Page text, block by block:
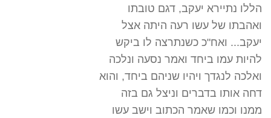
הללו נתיירא יעקב, דגם טובתו
ואהבתו של עשו רעה היתה אצל
יעקב... ואח"כ כשנתרצה לו ביקש
להיות עמו ביחד ואמר נסעה ונלכה
ואלכה לנגדך ויהיו שניהם ביחד, והוא
דחה אותו בדברים וניצל גם בזה
ממנו וכמו שאמר הכתוב וישב עשו